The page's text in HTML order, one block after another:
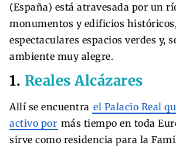
(España) está atravesada por un
monumentos y edificios
espectaculares espacios verdes y,
ambiente muy alegre.
1. Reales Alcázares
Allí se encuentra el Palacio Real
activo por más tiempo en toda
sirve como residencia para la